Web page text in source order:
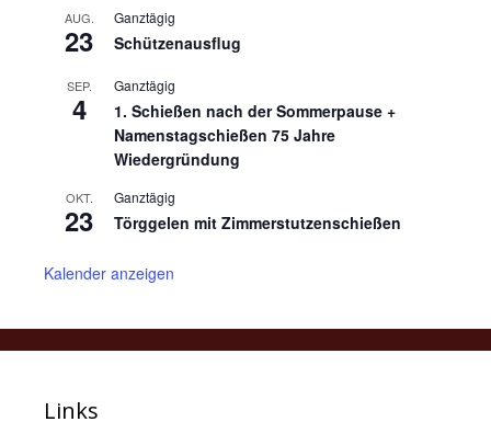
AUG.
23
Ganztägig
Schützenausflug
SEP.
4
Ganztägig
1. Schießen nach der Sommerpause +
Namenstagschießen 75 Jahre
Wiedergründung
OKT.
23
Ganztägig
Törggelen mit Zimmerstutzenschießen
Kalender anzeigen
Links